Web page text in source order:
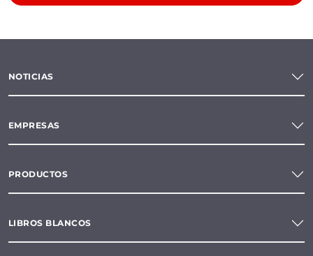
NOTICIAS
EMPRESAS
PRODUCTOS
LIBROS BLANCOS